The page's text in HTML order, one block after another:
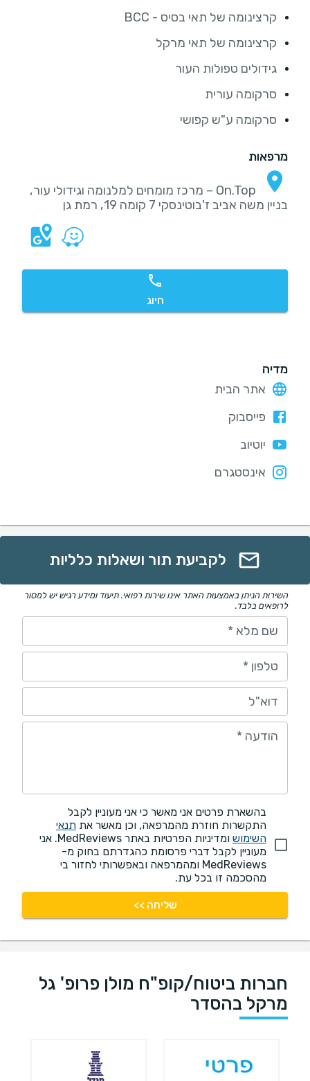
קרצינומה של תאי בסיס - BCC
קרצינומה של תאי מרקל
גידולים טפולות העור
סרקומה עורית
סרקומה ע"ש קפושי
מרפאות
On.Top – מרכז מומחים למלנומה וגידולי עור,
בניין משה אביב ז'בוטינסקי 7 קומה 19, רמת גן
חיוג
מדיה
אתר הבית
פייסבוק
יוטיוב
אינסטגרם
לקביעת תור ושאלות כלליות
השירות הניתן באמצעות האתר אינו שירות רפואי. תיעוד ומידע רגיש יש למסור
לרופאים בלבד.
שם מלא *
טלפון *
דוא"ל
הודעה *
בהשארת פרטים אני מאשר כי אני מעוניין לקבל
התקשרות חוזרת מהמרפאה, וכן מאשר את תנאי
השימוש
ומדיניות הפרטיות באתר MedReviews. אני
מעוניין לקבל דברי פרסומת כהגדרתם בחוק מ-
MedReviews ומהמרפאה ובאפשרותי לחזור בי
מהסכמה זו בכל עת.
שליחה >>
חברות ביטוח/קופ"ח מולן פרופ' גל
מרקל בהסדר